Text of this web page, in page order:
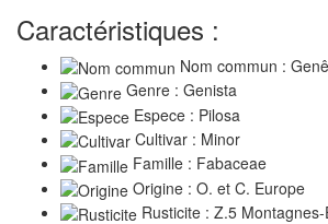
Caractéristiques :
Nom commun :
Genre : Genista
Espece : Pilosa
Cultivar : Minor
Famille : Fabaceae
Origine : O. et C. Europe
Rusticite : Z.5